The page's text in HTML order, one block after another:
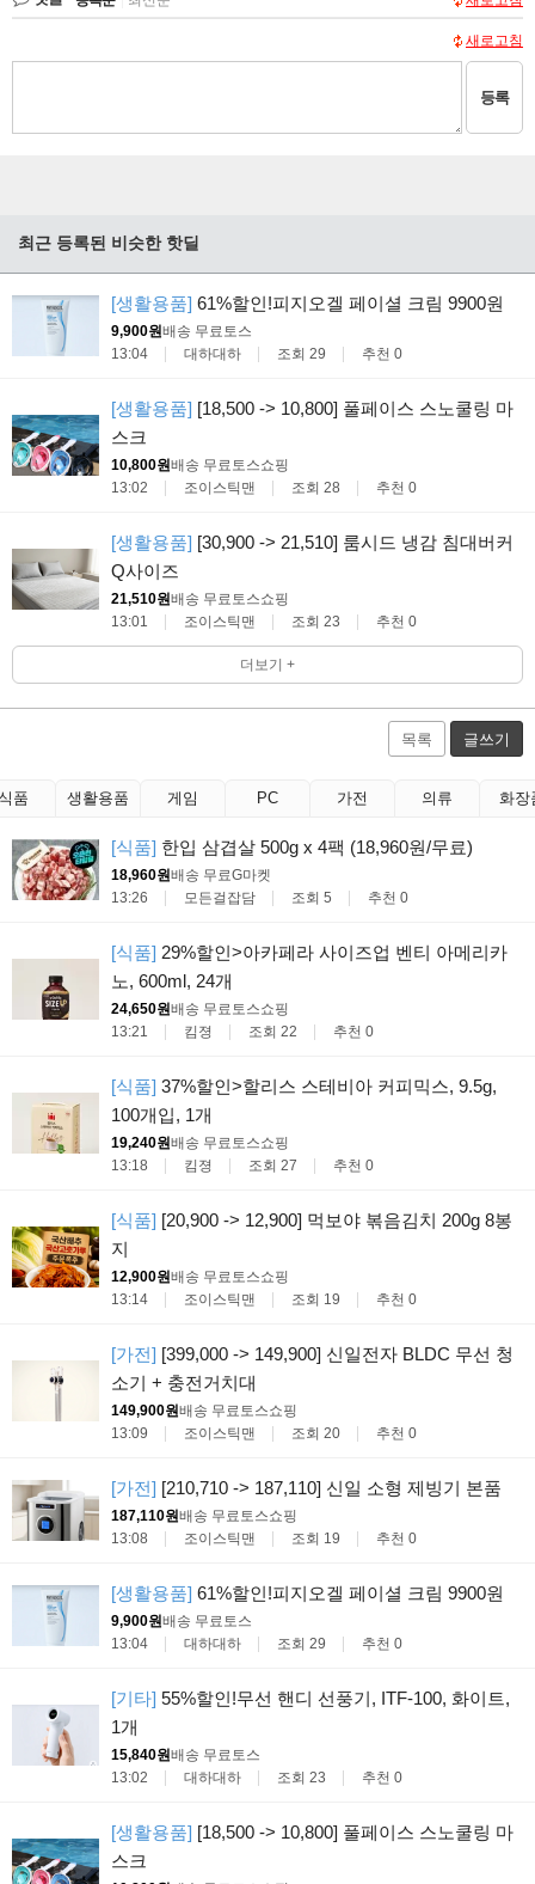
새로고침
등록
최근 등록된 비슷한 핫딜
[생활용품] 61%할인!피지오겔 페이셜 크림 9900원
9,900원배송 무료토스
13:04
대하대하 조회 29 추천 0
[생활용품] [18,500 -> 10,800] 풀페이스 스노쿨링 마
스크
10,800원배송 무료토스쇼핑
13:02
조이스틱맨 조회 28 추천 0
[생활용품] [30,900 -> 21,510] 룸시드 냉감 침대버커
Q사이즈
21,510원배송 무료토스쇼핑
13:01
조이스틱맨 조회 23 추천 0
더보기 +
목록 글쓰기
품 생활용품 게임 PC 가전 의류 화장
[식품] 한입 삼겹살 500g x 4팩 (18,960원/무료)
18,960원배송 무료G마켓
13:26
모든걸잡담 조회 5 추천 0
[식품] 29%할인>아카페라 사이즈업 벤티 아메리카
노, 600ml, 24개
24,650원배송 무료토스쇼핑
13:21
킴졍 조회 22 추천 0
[식품] 37%할인>할리스 스테비아 커피믹스, 9.5g,
100개입, 1개
19,240원배송 무료토스쇼핑
13:18
킴졍 조회 27 추천 0
[식품] [20,900 -> 12,900] 먹보야 볶음김치 200g 8봉
지
12,900원배송 무료토스쇼핑
13:14
조이스틱맨 조회 19 추천 0
[가전] [399,000 -> 149,900] 신일전자 BLDC 무선 청
소기 + 충전거치대
149,900원배송 무료토스쇼핑
13:09
조이스틱맨 조회 20 추천 0
[가전] [210,710 -> 187,110] 신일 소형 제빙기 본품
187,110원배송 무료토스쇼핑
13:08
조이스틱맨 조회 19 추천 0
[생활용품] 61%할인!피지오겔 페이셜 크림 9900원
9,900원배송 무료토스
13:04
대하대하 조회 29 추천 0
[기타] 55%할인!무선 핸디 선풍기, ITF-100, 화이트,
1개
15,840원배송 무료토스
13:02
대하대하 조회 23 추천 0
[생활용품] [18,500 -> 10,800] 풀페이스 스노쿨링 마
스크